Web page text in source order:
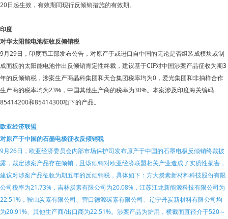
20日起生效，有效期同现行反倾销措施的有效期。
印度
对华太阳能电池征收反倾销税
9月29日，印度商工部发布公告，对原产于或进口自中国的无论是否组装成模块或制
成面板的太阳能电池作出反倾销肯定性终裁，建议基于CIF对中国涉案产品征收为期3
年的反倾销税，涉案生产商晶科集团和天合集团税率均为0，爱光集团和非抽样合作
生产商的税率均为23%，中国其他生产商的税率为30%。本案涉及印度海关编码
85414200和85414300项下的产品。
欧亚经济联盟
对原产于中国的石墨电极征收反倾销税
9月26日，欧亚经济委员会内部市场保护司发布原产于中国的石墨电极反倾销终裁披
露，裁定涉案产品存在倾销，且该倾销对欧亚经济联盟相关产业造成了实质性损害，
建议对涉案产品征收为期五年的反倾销税，具体如下：方大炭素新材料科技股份有限
公司税率为21.73%，吉林炭素有限公司为20.08%，江苏江龙新能源科技有限公司为
22.51%，鞍山炭素有限公司、营口德源碳素有限公司、辽宁丹炭新材料有限公司均
为20.91%、其他生产商/出口商为22.51%。涉案产品为炉用，横截面直径介于520～